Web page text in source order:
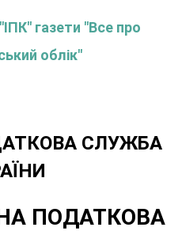
газети "Все про
облік"
СЛУЖБА
ПОДАТКОВА